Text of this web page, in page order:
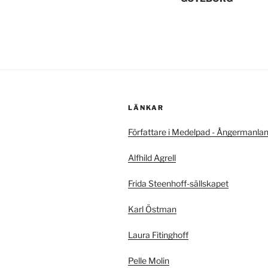
LÄNKAR
Författare i Medelpad -
Alfhild Agrell
Frida Steenhoff-sällskapet
Karl Östman
Laura Fitinghoff
Pelle Molin